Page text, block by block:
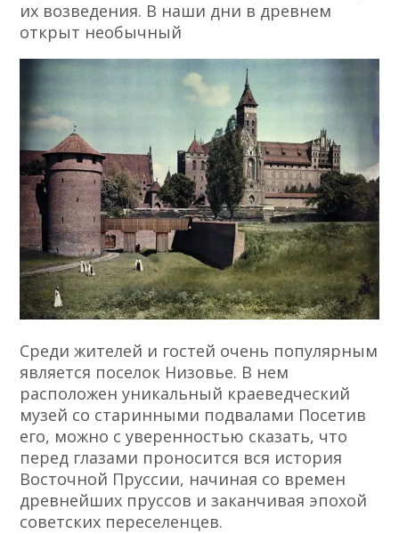
их возведения. В наши дни в древнем
открыт необычный
Среди жителей и гостей очень популярным
является поселок Низовье. В нем
расположен уникальный краеведческий
музей со старинными подвалами Посетив
его, можно с уверенностью сказать, что
перед глазами проносится вся история
Восточной Пруссии, начиная со времен
древнейших пруссов и заканчивая эпохой
советских переселенцев.